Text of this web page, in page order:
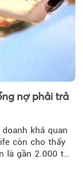
nợ phải trả
khả quan
còn cho thấy
là gần 2.000 tỷ